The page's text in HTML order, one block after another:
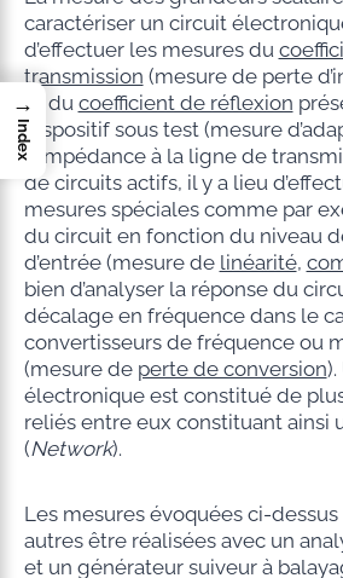
caractériser un circuit
d’effectuer les mesures du
transmission (mesure de perte
et du coefficient de réflexion
dispositif sous test (mesure
d’impédance à la ligne de
de circuits actifs, il y a lieu
mesures spéciales comme par
du circuit en fonction du niveau
d’entrée (mesure de linéarité,
bien d’analyser la réponse du
décalage en fréquence dans le
convertisseurs de fréquence ou
(mesure de perte de conversion
électronique est constitué de
reliés entre eux constituant ainsi
(Network).
Les mesures évoquées ci-
autres être réalisées avec un
et un générateur suiveur à
→
Index